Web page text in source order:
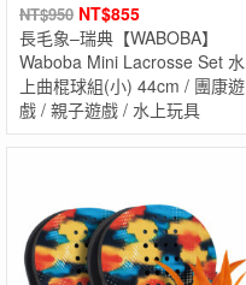
NT$950 NT$855
長毛象–瑞典【WABOBA】
Waboba Mini Lacrosse Set 水
上曲棍球組(小) 44cm / 團康遊
戲 / 親子遊戲 / 水上玩具